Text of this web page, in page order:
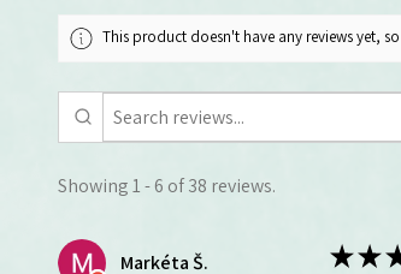
This product doesn't have any reviews yet,
Showing 1 - 6 of 38 reviews.
Markéta Š. ★★